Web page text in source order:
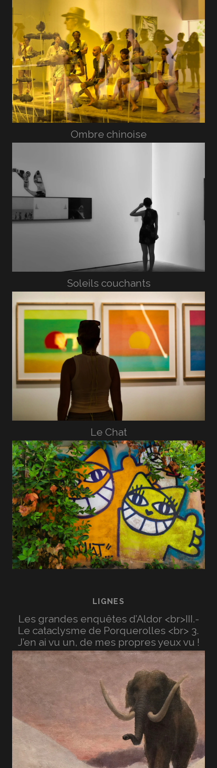
Ombre chinoise
Soleils couchants
Le Chat
LIGNES
Les grandes enquêtes d’Aldor <br>III.-
Le cataclysme de Porquerolles <br> 3.
J’en ai vu un, de mes propres yeux vu !